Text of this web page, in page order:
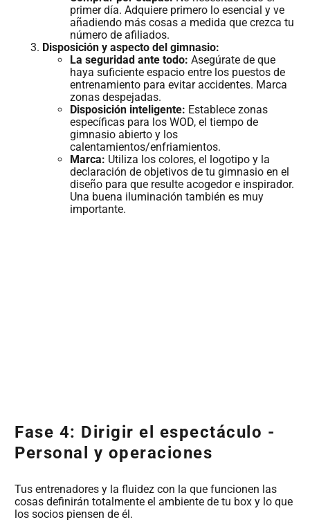
primer día. Adquiere primero lo esencial y ve
añadiendo más cosas a medida que crezca tu
número de afiliados.
Disposición y aspecto del gimnasio:
La seguridad ante todo: Asegúrate de que
haya suficiente espacio entre los puestos de
entrenamiento para evitar accidentes. Marca
zonas despejadas.
Disposición inteligente: Establece zonas
específicas para los WOD, el tiempo de
gimnasio abierto y los
calentamientos/enfriamientos.
Marca: Utiliza los colores, el logotipo y la
declaración de objetivos de tu gimnasio en el
diseño para que resulte acogedor e inspirador.
Una buena iluminación también es muy
importante.
Fase 4: Dirigir el espectáculo -
Personal y operaciones
Tus entrenadores y la fluidez con la que funcionen las
cosas definirán totalmente el ambiente de tu box y lo que
los socios piensen de él.